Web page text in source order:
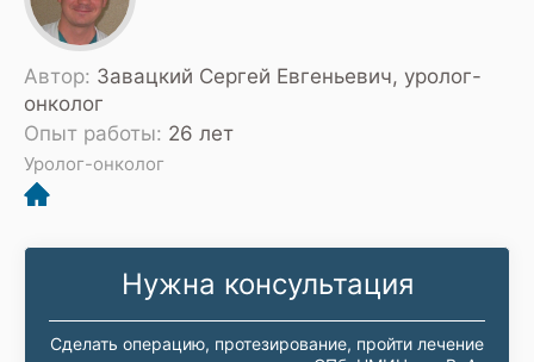
Автор: Завацкий Сергей Евгеньевич, уролог-
онколог
Опыт работы: 26 лет
Уролог-онколог
Нужна консультация
Сделать операцию, протезирование, пройти лечение